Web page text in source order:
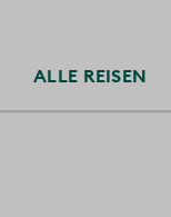
ALLE REISEN